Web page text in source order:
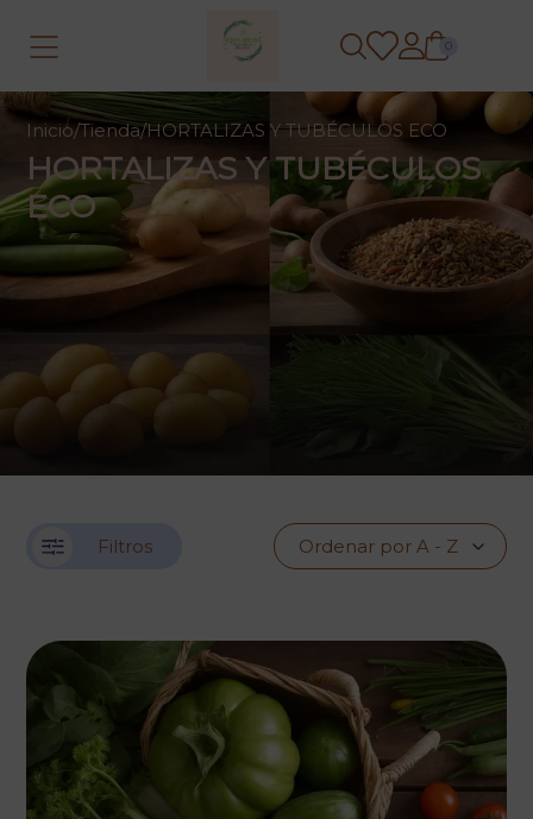
0
Inicio/Tienda/HORTALIZAS Y TUBÉCULOS ECO
HORTALIZAS Y TUBÉCULOS
ECO
Filtros